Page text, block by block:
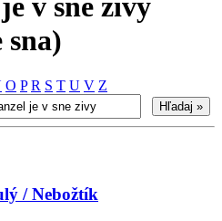
O P R S T U V Z
/ Nebožtík